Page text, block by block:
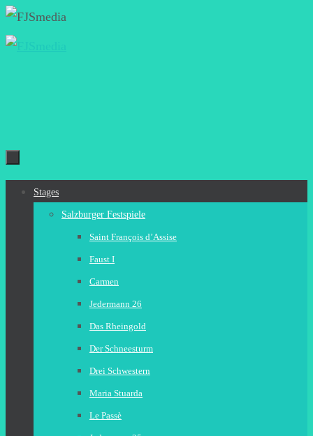
Zum
Inhalt
Zum
Stages
Salzburger Festspiele
Saint François d’Assise
Faust I
Carmen
Jedermann 26
Das Rheingold
Der Schneesturm
Drei Schwestern
Maria Stuarda
Le Passè